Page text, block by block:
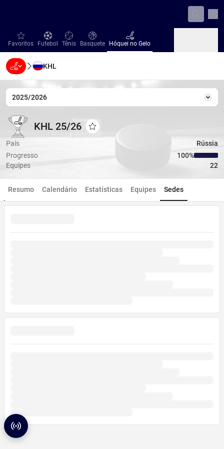
favorites
Favoritos Futebol
Futebol Tênis
Tênis Basquete
Basquete Hóquei no Gelo
Hóquei no Gelo
Beisebol
Beisebol
KHL
2025/2026
KHL 25/26
KHL 25/26KHL 25/26
Adicionar aos favoritos
País
Rússia
Progresso
100‏%
Equipes
22
Resumo Calendário Estatísticas Equipes Sedes
Radar de partidas